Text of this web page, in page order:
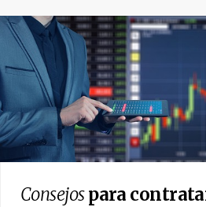
Consejospara